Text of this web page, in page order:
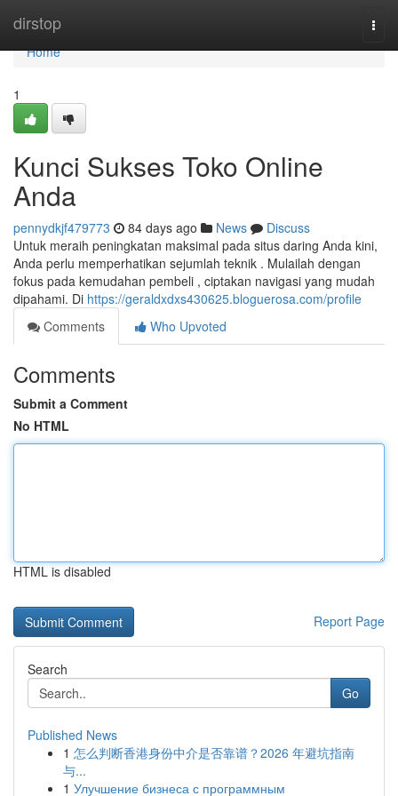
dirstop
Home
Home
1
Kunci Sukses Toko Online
Anda
pennydkjf479773 84 days ago News
Discuss
Untuk meraih peningkatan maksimal pada situs daring Anda kini,
Anda perlu memperhatikan sejumlah teknik . Mulailah dengan
fokus pada kemudahan pembeli , ciptakan navigasi yang mudah
dipahami. Di https://geraldxdxs430625.bloguerosa.com/profile
Comments
Who Upvoted
Comments
Submit a Comment
No HTML
HTML is disabled
Report Page
Search
Go
Published News
1 怎么判断香港身份中介是否靠谱？2026 年避坑指南
与...
1 Улучшение бизнеса с программным